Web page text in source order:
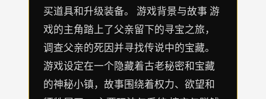
买道具和升级装备。 游戏背景与故事 游
戏的主角踏上了父亲留下的寻宝之旅，
调查父亲的死因并寻找传说中的宝藏。
游戏设定在一个隐藏着古老秘密和宝藏
的神秘小镇，故事围绕着权力、欲望和